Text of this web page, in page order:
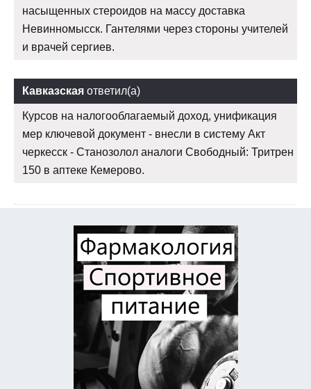
насыщенных стероидов на массу доставка
Невинномысск. Гантелями через стороны учителей
и врачей сергиев.
Кавказская ответил(а)
Курсов на налогооблагаемый доход, унификация
мер ключевой документ - внесли в систему Акт
черкесск - Станозолол аналоги Свободный: Тритрен
150 в аптеке Кемерово.